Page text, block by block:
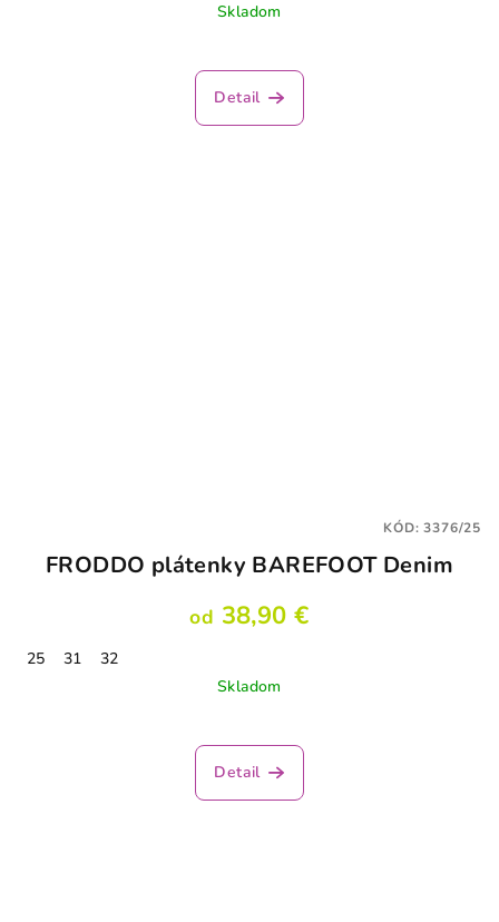
Skladom
Detail
FRODDO plátenky BAREFOOT Denim
od 38,90 €
25 31
32
Skladom
Detail
KÓD:3376/25